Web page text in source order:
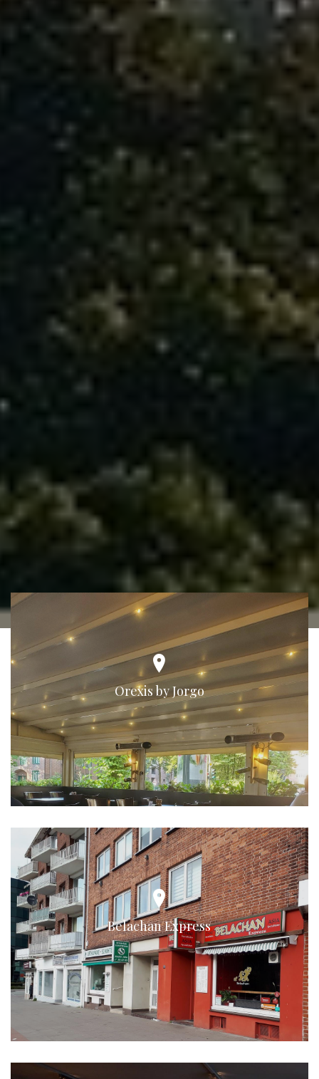
Orexis by Jorgo
Belachan Express